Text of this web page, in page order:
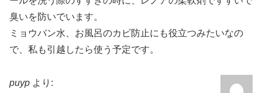
臭いを防いでいます。
ミョウバン水、お風呂のカビ防止にも役立つみたいなの
で、私も引越したら使う予定です。
puyp より: